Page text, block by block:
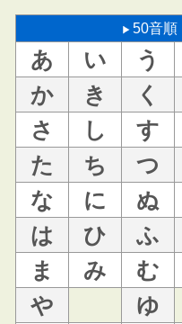
50音順
あ い う
か
き く
さ
し す
た
ち つ
な
に ぬ
は
ひ ふ
ま
み む
や
ゆ